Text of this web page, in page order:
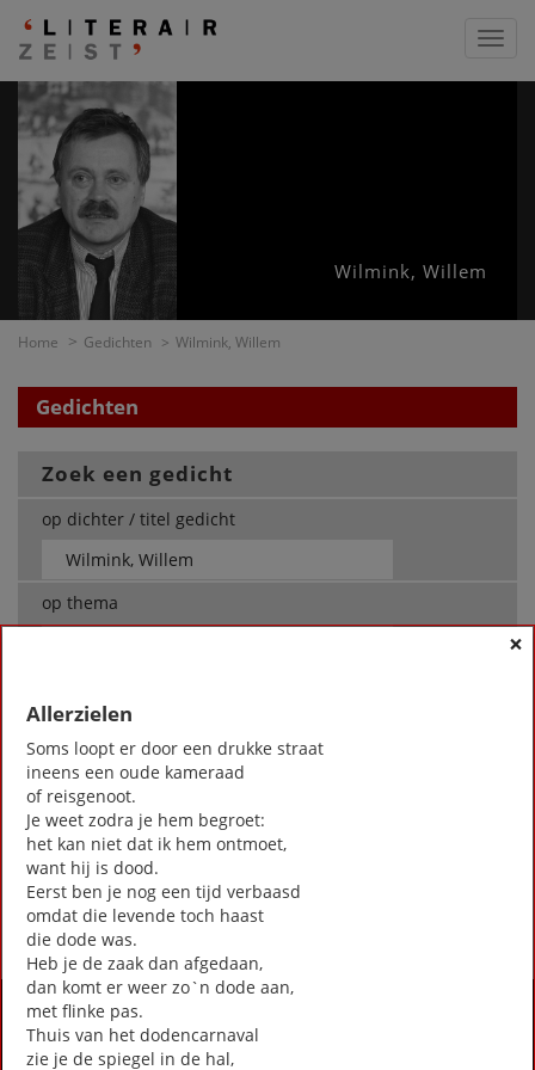
Wilmink, Willem
Home Gedichten Wilmink, Willem
Gedichten
Zoek een gedicht
op dichter / titel gedicht
op thema
Wilmink, Willem
Allerzielen
Dood zijn duurt zo lang
Duinen
Echtpaar in de trein
Troostlied voor wie met Kerst alleen zijn
«First‹Previous
1 ›Next»Last
×
Allerzielen
Soms loopt er door een drukke straat
ineens een oude kameraad
of reisgenoot.
Je weet zodra je hem begroet:
het kan niet dat ik hem ontmoet,
want hij is dood.
Eerst ben je nog een tijd verbaasd
omdat die levende toch haast
die dode was.
Heb je de zaak dan afgedaan,
dan komt er weer zo`n dode aan,
met flinke pas.
Thuis van het dodencarnaval
zie je de spiegel in de hal,
Activiteiten
Lezingen door en over schrijvers